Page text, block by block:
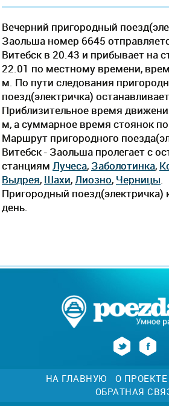
Вечерний пригородный
Заольша номер 6645
Витебск в 20.43 и прибывает на
22.01 по местному времени,
м. По пути следования
поезд(электричка)
Приблизительное время
м, а суммарное время стоянок по
Маршрут пригородного
Витебск - Заольша пролегает c
станциям Лучеса, Заболотинка,
Выдрея, Шахи, Лиозно, Черницы
Пригородный поезд(электричка)
день.
НА ГЛАВНУЮ О ПРОЕКТЕ
ОБРАТНАЯ